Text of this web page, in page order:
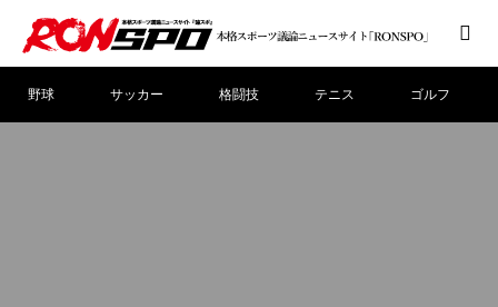
野球 サッカー 格闘技 テニス ゴルフ